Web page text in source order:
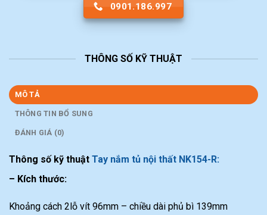
0901.186.997
THÔNG SỐ KỸ THUẬT
MÔ TẢ
THÔNG TIN BỔ SUNG
ĐÁNH GIÁ (0)
Thông số kỹ thuật Tay nắm tủ nội thất NK154-R:
– Kích thước:
Khoảng cách 2lỗ vít 96mm – chiều dài phủ bì 139mm